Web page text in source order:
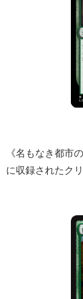
《名もなき都市
に収録されたク